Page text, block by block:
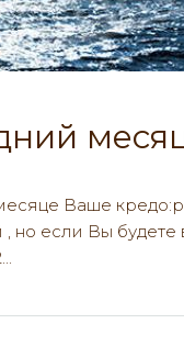
Ваше
, но если Вы